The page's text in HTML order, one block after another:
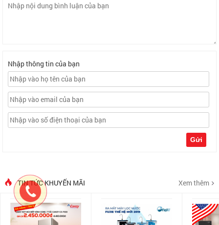
Nhập thông tin của bạn
Gửi
TIN TỨC KHUYẾN MÃI Xem thêm